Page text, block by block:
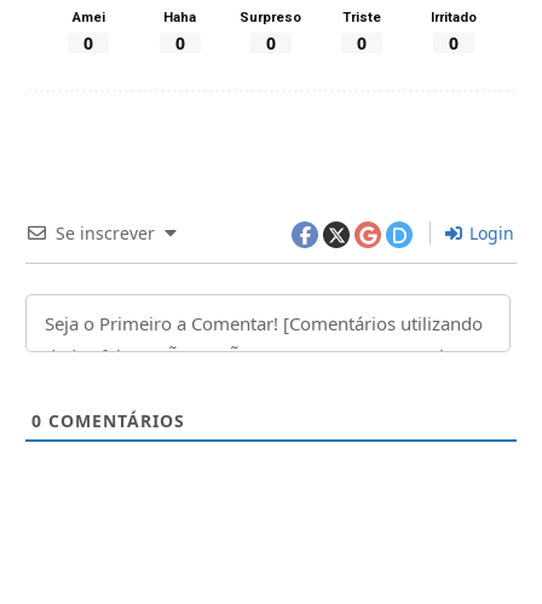
Amei
0
Haha
0
Surpreso
0
Triste
0
Irritado
0
Se inscrever Login
0 COMENTÁRIOS